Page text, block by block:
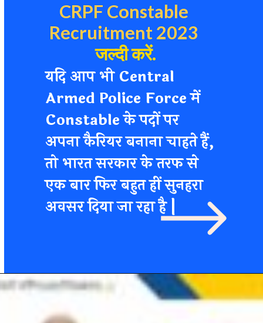
CRPF Constable
Recruitment 2023
जल्दी करें.
यदि आप भी Central
Armed Police Forceमें
Constableके पदों पर
अपना कैरियर बनाना चाहते हैं,
तोभारत सरकारके तरफ से
एक बार फिर बहुत हीं सुनहरा
अवसर दिया जा रहा है |
Post Detail
CRPF Constable